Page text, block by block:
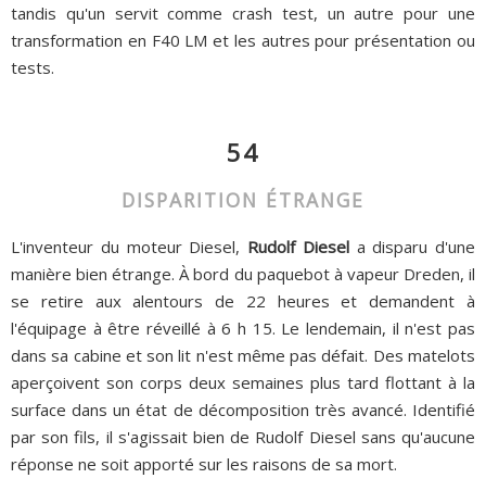
tandis qu'un servit comme crash test, un autre pour une
transformation en F40 LM et les autres pour présentation ou
tests.
54
DISPARITION ÉTRANGE
L'inventeur du moteur Diesel, Rudolf Diesela disparu d'une
manière bien étrange. À bord du paquebot à vapeur Dreden, il
se retire aux alentours de 22 heures et demandent à
l'équipage à être réveillé à 6 h 15. Le lendemain, il n'est pas
dans sa cabine et son lit n'est même pas défait. Des matelots
aperçoivent son corps deux semaines plus tard flottant à la
surface dans un état de décomposition très avancé. Identifié
par son fils, il s'agissait bien de Rudolf Diesel sans qu'aucune
réponse ne soit apporté sur les raisons de sa mort.